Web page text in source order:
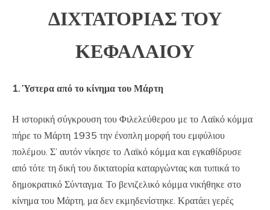
ΔΙΧΤΑΤΟΡΙΑΣ ΤΟΥ
ΚΕΦΑΛΑΙΟΥ
1. Ύστερα από το κίνημα του Μάρτη
Η ιστορική σύγκρουση του Φιλελεύθερου με το Λαϊκό κόμμα
πήρε το Μάρτη 1935 την ένοπλη μορφή του εμφύλιου
πολέμου. Σ’ αυτόν νίκησε το Λαϊκό κόμμα και εγκαθίδρυσε
από τότε τη δική του δικτατορία καταργώντας και τυπικά το
δημοκρατικό Σύνταγμα. Το βενιζελικό κόμμα νικήθηκε στο
κίνημα του Μάρτη, μα δεν εκμηδενίστηκε. Κρατάει γερές